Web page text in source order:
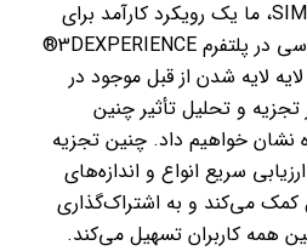
در این گفتگوی فنی SIMULIA، ما یک رویکرد کارآمد برای
استفاده از قالب‌های مهندسی در پلتفرم 3DEXPERIENCE®
لایه شدن از قبل موجود در
و تحلیل تأثیر چنین
نشان خواهیم داد. چنین تجزیه
سریع انواع و اندازه‌های
کمک می‌کند و به اشتراک‌گذاری
همه کاربران تسهیل می‌کند.